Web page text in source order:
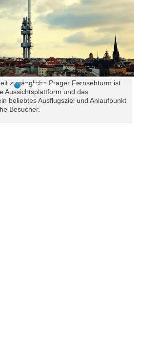
zugängliche Prager Fernsehturm ist
Aussichtsplattform und das
beliebtes Ausflugsziel und Anlaufpunkt
Besucher.